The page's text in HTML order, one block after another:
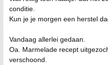
conditie.
Kun je je morgen een herstel
Vandaag allerlei gedaan.
Oa. Marmelade recept
verschoond.